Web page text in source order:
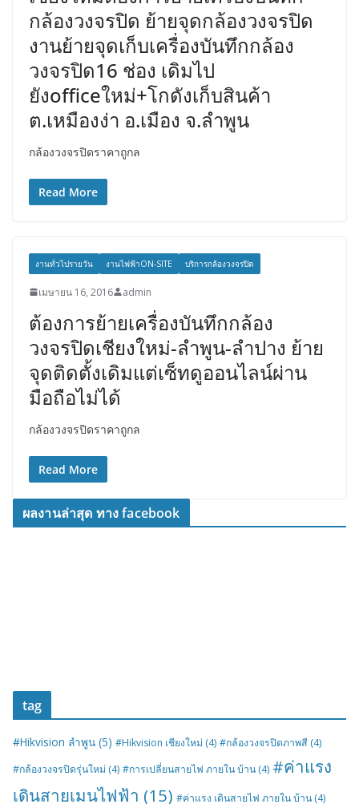
กล้องวงจรปิด ย้ายจุดกล้องวงจรปิด
งานย้ายจุดเก็บเครื่องบันทึกกล้อง
วงจรปิด16 ช่อง เดิมไป
ยังofficeใหม่+โกดังเก็บสินค้า
ต.เหมืองง่า อ.เมือง จ.ลำพูน
กล้องวงจรปิดราคาถูกล
Read More
งานทั่วไปรายวัน งานไฟฟ้าON-SITE บริการกล้องวงจรปิด
เมษายน 16, 2016 admin
ต้องการย้ายเครื่องบันทึกกล้อง
วงจรปิดเชียงใหม่-ลำพูน-ลำปาง ย้าย
จุดติดตั้งเดิมแต่เซ็ทดูออนไลน์ผ่าน
มือถือไม่ได้
กล้องวงจรปิดราคาถูกล
Read More
ผลงานล่าสุด ทาง facebook
tag
#Hikvision ลำพูน (5) #Hikvision เชียงใหม่ (4) #กล้องวงจรปิดภาพสี (4)
#กล้องวงจรปิดรุ่นใหม่ (4) #การเปลี่ยนสายไฟ ภายใน บ้าน (4) #ค่าแรง
เดินสายเมนไฟฟ้า (15) #ค่าแรง เดินสายไฟ ภายใน บ้าน (4)